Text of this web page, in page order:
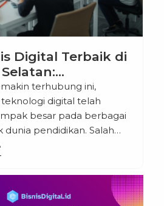
Digital Terbaik di
Kualitas
di Era
terhubung ini,
digital telah
besar pada berbagai
dunia pendidikan. Salah
pesat adalah
menjadi bidang yang
para mahasiswa dan
ingin mengembangkan
ini. Tangerang Selatan,